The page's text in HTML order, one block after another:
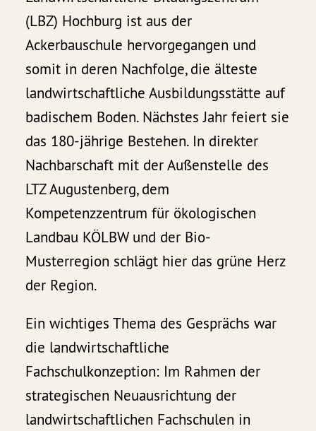
(LBZ) Hochburg ist aus der
Ackerbauschule hervorgegangen und
somit in deren Nachfolge, die älteste
landwirtschaftliche Ausbildungsstätte auf
badischem Boden. Nächstes Jahr feiert sie
das 180-jährige Bestehen. In direkter
Nachbarschaft mit der Außenstelle des
LTZ Augustenberg, dem
Kompetenzzentrum für ökologischen
Landbau KÖLBW und der Bio-
Musterregion schlägt hier das grüne Herz
der Region.
Ein wichtiges Thema des Gesprächs war
die landwirtschaftliche
Fachschulkonzeption: Im Rahmen der
strategischen Neuausrichtung der
landwirtschaftlichen Fachschulen in